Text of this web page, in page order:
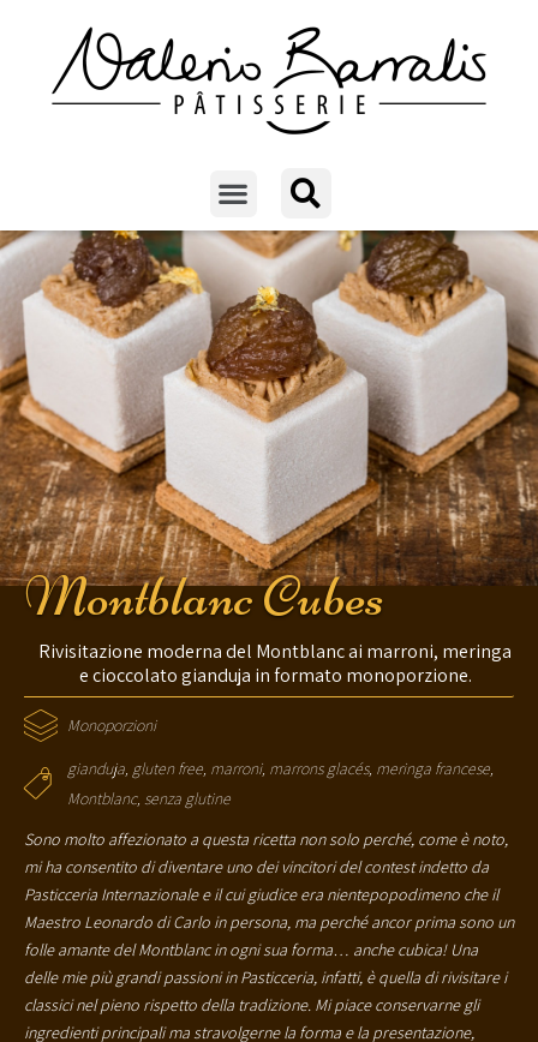
Montblanc Cubes
Rivisitazione moderna del Montblanc ai marroni, meringa
e cioccolato gianduja in formato monoporzione.
Monoporzioni
gianduja, gluten free, marroni, marrons glacés, meringa francese,
Montblanc, senza glutine
Sono molto affezionato a questa ricetta non solo perché, come è noto,
mi ha consentito di diventare uno dei vincitori del contest indetto da
Pasticceria Internazionale e il cui giudice era nientepopodimeno che il
Maestro Leonardo di Carlo in persona, ma perché ancor prima sono un
folle amante del Montblanc in ogni sua forma… anche cubica! Una
delle mie più grandi passioni in Pasticceria, infatti, è quella di rivisitare i
classici nel pieno rispetto della tradizione. Mi piace conservarne gli
ingredienti principali ma stravolgerne la forma e la presentazione,